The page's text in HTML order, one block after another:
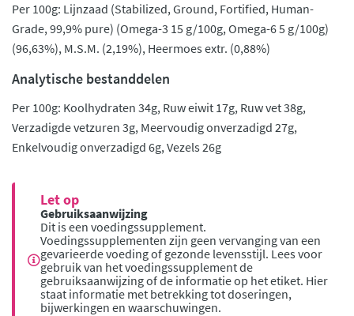
Per 100g: Lijnzaad (Stabilized, Ground, Fortified, Human-
Grade, 99,9% pure) (Omega-3 15 g/100g, Omega-6 5 g/100g)
(96,63%), M.S.M. (2,19%), Heermoes extr. (0,88%)
Analytische bestanddelen
Per 100g: Koolhydraten 34g, Ruw eiwit 17g, Ruw vet 38g,
Verzadigde vetzuren 3g, Meervoudig onverzadigd 27g,
Enkelvoudig onverzadigd 6g, Vezels 26g
Let op
Gebruiksaanwijzing
Dit is een voedingssupplement.
Voedingssupplementen zijn geen vervanging van een
gevarieerde voeding of gezonde levensstijl. Lees voor
gebruik van het voedingssupplement de
gebruiksaanwijzing of de informatie op het etiket. Hier
staat informatie met betrekking tot doseringen,
bijwerkingen en waarschuwingen.